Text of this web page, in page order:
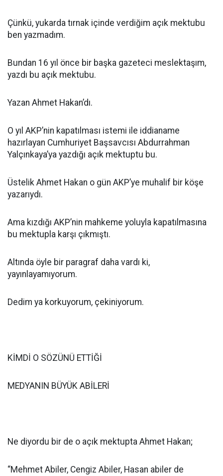
Çünkü, yukarda tırnak içinde verdiğim açık mektubu
ben yazmadım.
Bundan 16 yıl önce bir başka gazeteci meslektaşım,
yazdı bu açık mektubu.
Yazan Ahmet Hakan’dı.
O yıl AKP’nin kapatılması istemi ile iddianame
hazırlayan Cumhuriyet Başsavcısı Abdurrahman
Yalçınkaya’ya yazdığı açık mektuptu bu.
Üstelik Ahmet Hakan o gün AKP’ye muhalif bir köşe
yazarıydı.
Ama kızdığı AKP’nin mahkeme yoluyla kapatılmasına
bu mektupla karşı çıkmıştı.
Altında öyle bir paragraf daha vardı ki,
yayınlayamıyorum.
Dedim ya korkuyorum, çekiniyorum.
KİMDİ O SÖZÜNÜ ETTİĞİ
MEDYANIN BÜYÜK ABİLERİ
Ne diyordu bir de o açık mektupta Ahmet Hakan;
“Mehmet Abiler, Cengiz Abiler, Hasan abiler de